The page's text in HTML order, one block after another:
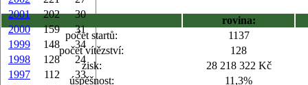
2001
202
30
2000
159
31
1999
148
34
1998
128
24
1997
112
33
rovina:
počet startů:
1137
počet vítězství:
128
zisk:
28 218 322 Kč
úspěšnost:
11,3%